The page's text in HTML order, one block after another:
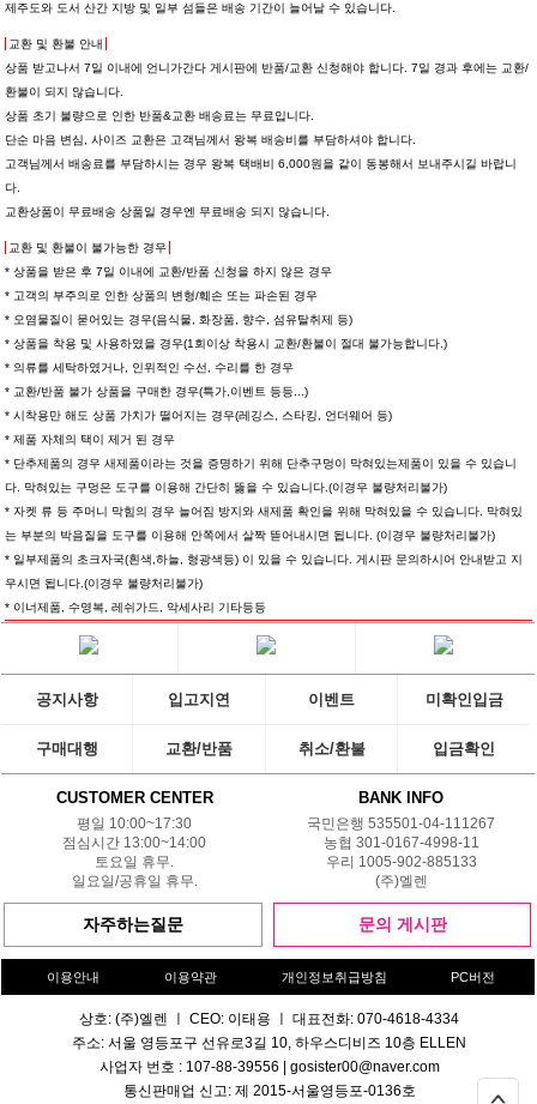
제주도와 도서 산간 지방 및 일부 섬들은 배송 기간이 늘어날 수 있습니다.
교환 및 환불 안내
상품 받고나서 7일 이내에 언니가간다 게시판에 반품/교환 신청해야 합니다. 7일 경과 후에는 교환/
환불이 되지 않습니다.
상품 초기 불량으로 인한 반품&교환 배송료는 무료입니다.
단순 마음 변심, 사이즈 교환은 고객님께서 왕복 배송비를 부담하셔야 합니다.
고객님께서 배송료를 부담하시는 경우 왕복 택배비 6,000원을 같이 동봉해서 보내주시길 바랍니
다.
교환상품이 무료배송 상품일 경우엔 무료배송 되지 않습니다.
교환 및 환불이 불가능한 경우
* 상품을 받은 후 7일 이내에 교환/반품 신청을 하지 않은 경우
* 고객의 부주의로 인한 상품의 변형/훼손 또는 파손된 경우
* 오염물질이 묻어있는 경우(음식물, 화장품, 향수, 섬유탈취제 등)
* 상품을 착용 및 사용하였을 경우(1회이상 착용시 교환/환불이 절대 불가능합니다.)
* 의류를 세탁하였거나, 인위적인 수선, 수리를 한 경우
* 교환/반품 불가 상품을 구매한 경우(특가,이벤트 등등...)
* 시착용만 해도 상품 가치가 떨어지는 경우(레깅스, 스타킹, 언더웨어 등)
* 제품 자체의 택이 제거 된 경우
* 단추제품의 경우 새제품이라는 것을 증명하기 위해 단추구멍이 막혀있는제품이 있을 수 있습니
다. 막혀있는 구멍은 도구를 이용해 간단히 뚫을 수 있습니다.(이경우 불량처리불가)
* 자켓 류 등 주머니 막힘의 경우 늘어짐 방지와 새제품 확인을 위해 막혀있을 수 있습니다. 막혀있
는 부분의 박음질을 도구를 이용해 안쪽에서 살짝 뜯어내시면 됩니다. (이경우 불량처리불가)
* 일부제품의 초크자국(흰색,하늘, 형광색등) 이 있을 수 있습니다. 게시판 문의하시어 안내받고 지
우시면 됩니다.(이경우 불량처리불가)
* 이너제품, 수영복, 레쉬가드, 악세사리 기타등등
공지사항 입고지연 이벤트 미확인입금
구매대행 교환/반품 취소/환불 입금확인
CUSTOMER CENTER
평일 10:00~17:30
점심시간 13:00~14:00
토요일 휴무.
일요일/공휴일 휴무.
BANK INFO
국민은행 535501-04-111267
농협 301-0167-4998-11
우리 1005-902-885133
(주)엘렌
자주하는질문 문의 게시판
이용안내 이용약관 개인정보취급방침 PC버전
상호: (주)엘렌 ㅣ CEO: 이태용 ㅣ 대표전화: 070-4618-4334
주소: 서울 영등포구 선유로3길 10, 하우스디비즈 10층 ELLEN
사업자 번호 : 107-88-39556 | gosister00@naver.com
통신판매업 신고: 제 2015-서울영등포-0136호